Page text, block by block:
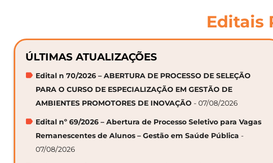
Editais
ÚLTIMAS ATUALIZAÇÕES
Edital n 70/2026 – ABERTURA DE PROCESSO DE SELEÇÃO
PARA O CURSO DE ESPECIALIZAÇÃO EM GESTÃO DE
AMBIENTES PROMOTORES DE INOVAÇÃO - 07/08/2026
Edital nº 69/2026 – Abertura de Processo Seletivo para Vagas
Remanescentes de Alunos – Gestão em Saúde Pública -
07/08/2026